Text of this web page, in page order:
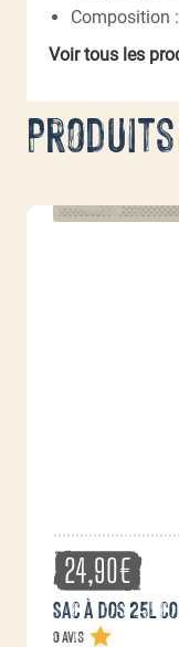
Composition
Voir tous les
24,90€
Sac à dos 25L
0 avis